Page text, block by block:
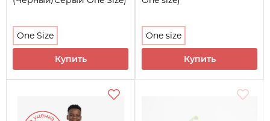
One Size
Купить
One size
Купить